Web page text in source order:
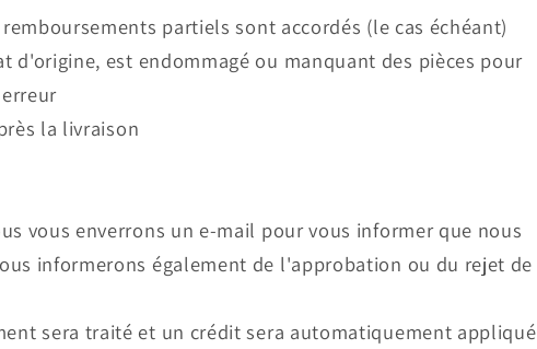
partiels sont accordés (le cas échéant)
d'origine, est endommagé ou manquant des pièces pour
la livraison
vous enverrons un e-mail pour vous informer que nous
informerons également de l'approbation ou du rejet de
sera traité et un crédit sera automatiquement appliqué